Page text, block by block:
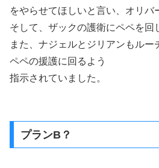
をやらせてほしいと言い、オリバ
そして、ザックの護衛にペペを回
また、ナジェルとジリアンもルー
ペペの援護に回るよう
指示されていました。
プランB？